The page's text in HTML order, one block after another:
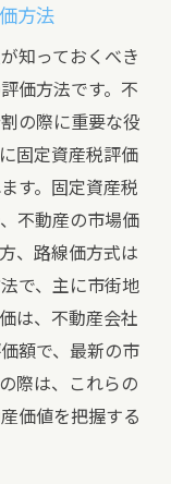
との連携
対策
ョンを円滑に
理のポイント
確認事項
する注意点
題とその対策
点
の対処法
具体的対策
課題
クと対策
方法
知っておくべき
価方法です。不
の際に重要な役
固定資産税評価
す。固定資産税
不動産の市場価
、路線価方式は
で、主に市街地
は、不動産会社
額で、最新の市
際は、これらの
価値を把握する